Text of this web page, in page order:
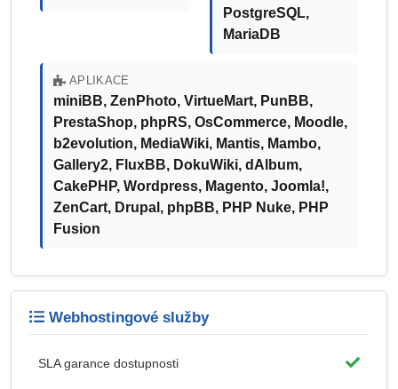
PostgreSQL,
MariaDB
APLIKACE
miniBB, ZenPhoto, VirtueMart, PunBB,
PrestaShop, phpRS, OsCommerce, Moodle,
b2evolution, MediaWiki, Mantis, Mambo,
Gallery2, FluxBB, DokuWiki, dAlbum,
CakePHP, Wordpress, Magento, Joomla!,
ZenCart, Drupal, phpBB, PHP Nuke, PHP
Fusion
Webhostingové služby
SLA garance dostupnosti